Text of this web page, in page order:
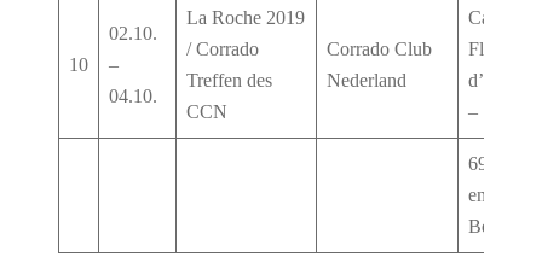
10
02.10.
–
04.10.
La Roche 2019
/ Corrado
Treffen des
CCN
Corrado Club
Nederland
Camping
Floreal –
–
6980 La
en-
Belgien